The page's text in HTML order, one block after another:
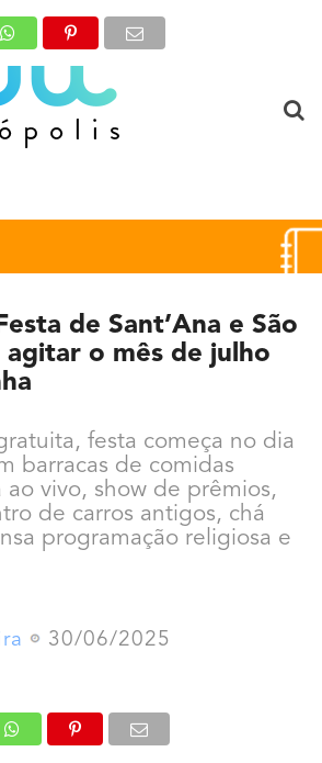
de Sant’Ana e São
agitar o mês de julho
festa começa no dia
barracas de comidas
ao vivo, show de prêmios,
de carros antigos, chá
programação religiosa e
30/06/2025